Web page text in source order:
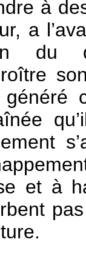
à
a
du
et à